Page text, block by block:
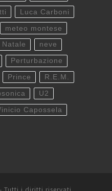
Luca Carboni
meteo montese
Natale neve
Perturbazione
Prince R.E.M.
U2
Capossela